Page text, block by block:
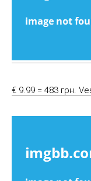
€ 9.99 = 483 грн.